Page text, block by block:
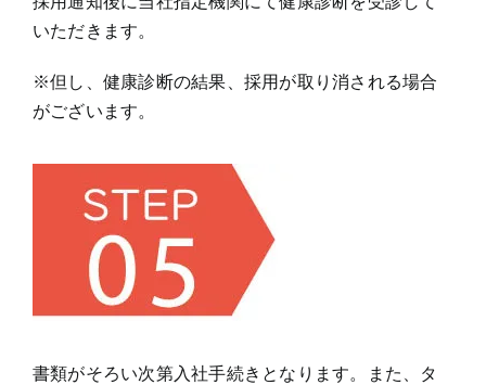
いただきます。
※但し、健康診断の結果、採用が取り消される場合
がございます。
書類がそろい次第入社手続きとなります。また、タ